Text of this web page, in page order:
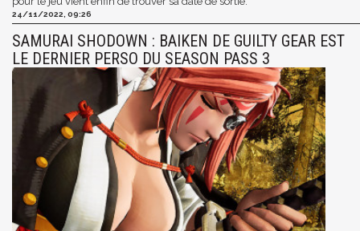
24/11/2022, 09:26
SAMURAI SHODOWN : BAIKEN DE GUILTY GEAR EST
LE DERNIER PERSO DU SEASON PASS 3